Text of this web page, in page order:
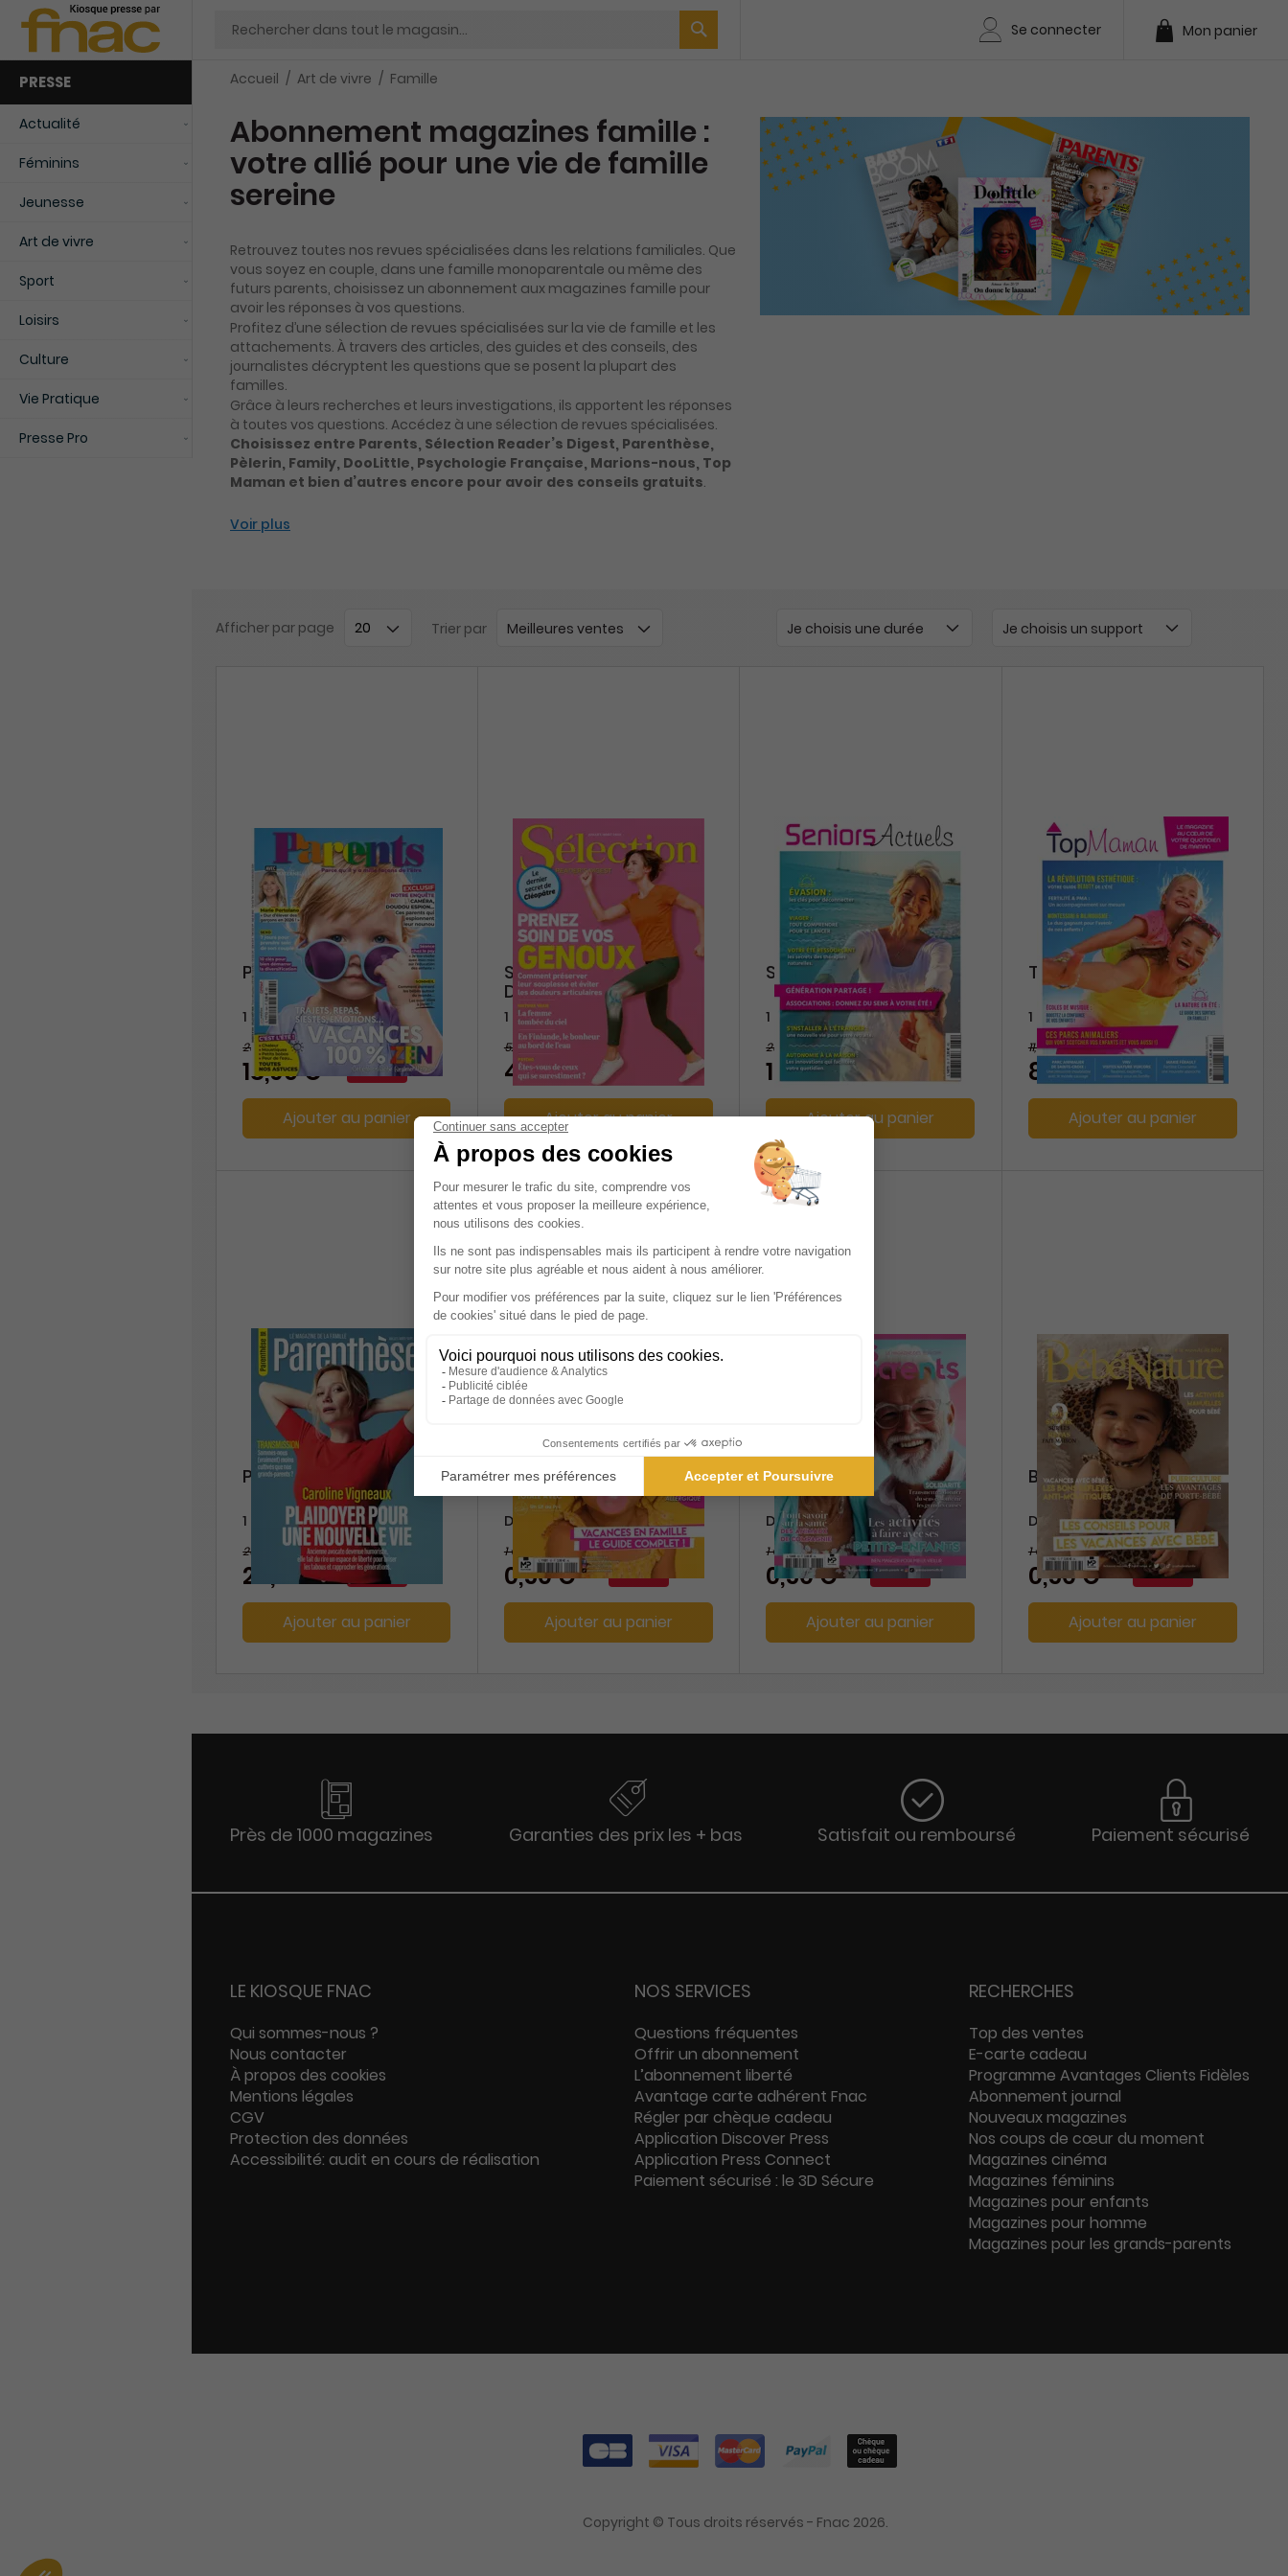
Chercher
Se connecter Mon panier
PRESSE
Actualité
Féminins
Jeunesse
Art de vivre
Sport
Loisirs
Culture
Vie Pratique
Presse Pro
Accueil Art de vivre Famille
Abonnement magazines famille :
votre allié pour une vie de famille
sereine
Retrouvez toutes nos revues spécialisées dans les relations familiales. Que
vous soyez en couple, dans une famille monoparentale ou même des
futurs parents, choisissez un abonnement aux magazines famille pour
avoir les réponses à vos questions.
Profitez d’une sélection de revues spécialisées sur la vie de famille et les
attachements. À travers des articles, des guides et des conseils, des
journalistes décryptent les questions que se posent la plupart des
familles.
Grâce à leurs recherches et leurs investigations, ils apportent les réponses
à toutes vos questions. Accédez à une sélection de revues spécialisées.
Choisissez entre Parents, Sélection Reader’s Digest, Parenthèse,
Pèlerin, Family, DooLittle, Psychologie Française, Marions-nous, Top
Maman et bien d’autres encore pour avoir des conseils gratuits.
Voir plus
Je choisis une durée Je choisis un support
Afficher par page Trier par
Parents
1 an
23,40 €
18,90 € -19%
Ajouter au panier
Sélection Reader's
Digest
1 an
52,50 €
47,25 € -10%
Ajouter au panier
Seniors actuels
1 an
23,40 €
17,55 €
Ajouter au panier
Top Maman
1 an
11,40 €
8,55 € -25%
Ajouter au panier
Parenthèse
1 an
26,60 €
20,70 € -22%
Ajouter au panier
Famille mag
Durée libre
1 €
0,50 € -50%
Ajouter au panier
Grands Parents
Durée libre
1 €
0,50 € -50%
Ajouter au panier
Bébé Nature
Durée libre
1 €
0,50 € -50%
Ajouter au panier
Près de 1000 magazines Garanties des prix les + bas Satisfait ou remboursé Paiement sécurisé
LE KIOSQUE FNAC
Qui sommes-nous ?
Nous contacter
À propos des cookies
Mentions légales
CGV
Protection des données
Accessibilité: audit en cours de réalisation
NOS SERVICES
Questions fréquentes
Offrir un abonnement
L’abonnement liberté
Avantage carte adhérent Fnac
Régler par chèque cadeau
Application Discover Press
Application Press Connect
Paiement sécurisé : le 3D Sécure
RECHERCHES
Top des ventes
E-carte cadeau
Programme Avantages Clients Fidèles
Abonnement journal
Nouveaux magazines
Nos coups de cœur du moment
Magazines cinéma
Magazines féminins
Magazines pour enfants
Magazines pour homme
Magazines pour les grands-parents
Copyright © Tous droits réservés - Fnac 2026.